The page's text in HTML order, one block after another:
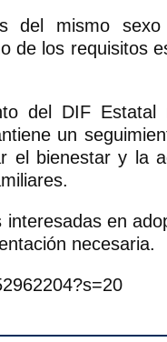
del mismo
de los requisitos
del DIF
un
el bienestar y la
en
necesaria.